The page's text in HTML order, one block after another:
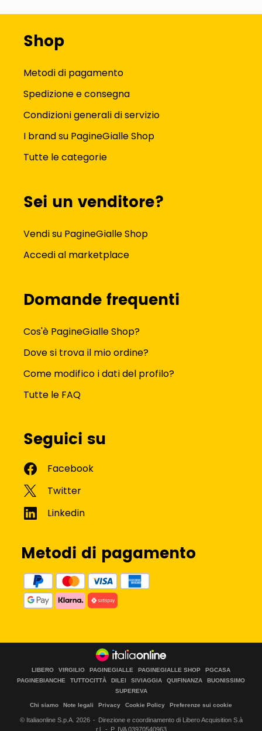
Shop
Metodi di pagamento
Spedizione e consegna
Condizioni generali di servizio
I brand su PagineGialle Shop
Tutte le categorie
Sei un venditore?
Vendi su PagineGialle Shop
Accedi al marketplace
Domande frequenti
Cos'è PagineGialle Shop?
Dove si trova il mio ordine?
Come modifico i dati del profilo?
Tutte le FAQ
Seguici su
Metodi di pagamento
LIBERO VIRGILIO PAGINEGIALLE PAGINEGIALLE SHOP
PGCASA
PAGINEBIANCHE
TUTTOCITTÀ DILEI SIVIAGGIA QUIFINANZA
BUONISSIMO
SUPEREVA
Chi siamo Note legali Privacy Cookie Policy Preferenze sui cookie
© Italiaonline S.p.A. 2026
Direzione e coordinamento di Libero Acquisition S.à
r.l.
P. IVA 03970540963